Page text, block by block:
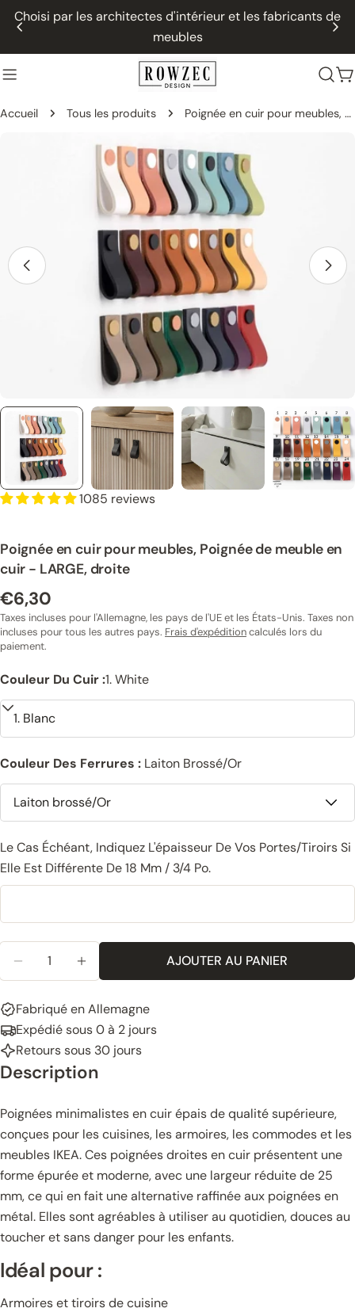
Passer
contenu
Choisi par les architectes d'intérieur et les fabricants de
meubles
Accueil Tous les produits Poignée en cuir pour meubles, Poignée de meuble en cuir - LARGE, droite
produit
le média 0 dans une fenêtre modale
1085 reviews
Poignée en cuir pour meubles, Poignée de meuble en
cuir - LARGE, droite
Prix
normal
€6,30
Taxes incluses pour l'Allemagne, les pays de l'UE et les États-Unis. Taxes non
incluses pour tous les autres pays. Frais d'expéditioncalculés lors du
paiement.
Couleur Du Cuir :1. White
Couleur Des Ferrures : Laiton Brossé/Or
Le Cas Échéant, Indiquez L'épaisseur De Vos Portes/tiroirs Si
Elle Est Différente De 18 Mm / 3/4 Po.
RÉDUIRE LA QUANTITÉ POUR « POIGNÉE EN
AUGMENTER LA QUANTITÉ POUR LES
AJOUTER AU PANIER
Fabriqué en Allemagne
Expédié sous 0 à 2 jours
Retours sous 30 jours
Description
Poignées minimalistes en cuir épais de qualité supérieure,
conçues pour les cuisines, les armoires, les commodes et les
meubles IKEA. Ces poignées droites en cuir présentent une
forme épurée et moderne, avec une largeur réduite de 25
mm, ce qui en fait une alternative raffinée aux poignées en
métal. Elles sont agréables à utiliser au quotidien, douces au
toucher et sans danger pour les enfants.
Idéal pour :
Armoires et tiroirs de cuisine